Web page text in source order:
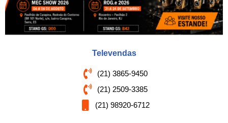
Televendas
(21) 3865-9450
(21) 2509-3385
(21) 98920-6712